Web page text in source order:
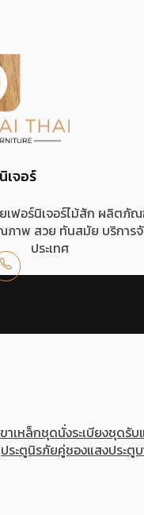
เจอร์
เฟอร์นิเจอร์ไม้สัก ผลิตภั
ภาพ สวย ทันสมัย บริการ
ประเทศ
าเหล็กชุดนั่งระเบียงชุดรับ
ประตูนิรภัยคู่ชองแสงประตู